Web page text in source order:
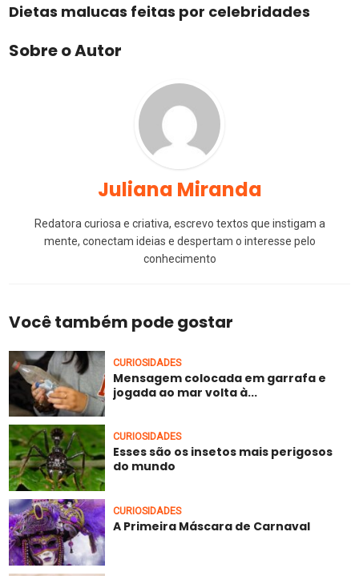
Dietas malucas feitas por celebridades
Sobre o Autor
Juliana Miranda
Redatora curiosa e criativa, escrevo textos que instigam a
mente, conectam ideias e despertam o interesse pelo
conhecimento
Você também pode gostar
CURIOSIDADES
Mensagem colocada em garrafa e
jogada ao mar volta à...
CURIOSIDADES
Esses são os insetos mais perigosos
do mundo
CURIOSIDADES
A Primeira Máscara de Carnaval